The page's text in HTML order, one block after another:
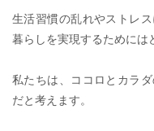
生活習慣の乱れやストレ
暮らしを実現するためには
私たちは、ココロとカラ
だと考えます。